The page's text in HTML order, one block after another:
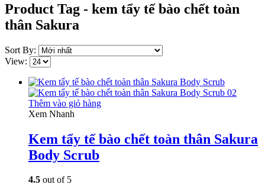
Product Tag - kem tẩy tế bào chết toàn
thân Sakura
Sort By:
View:
Thêm vào giỏ hàng
Xem Nhanh
Kem tẩy tế bào chết toàn thân Sakura
Body Scrub
4.5 out of 5